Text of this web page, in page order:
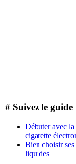
# Suivez le guide
Débuter avec la
cigarette
Bien choisir ses
liquides